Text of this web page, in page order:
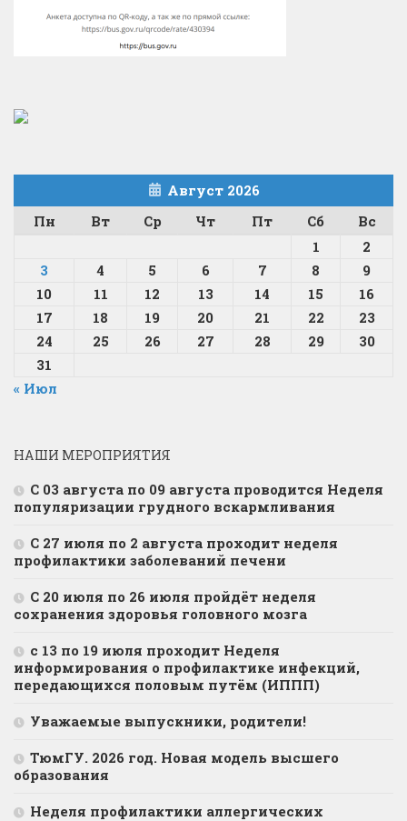
Август 2026
Пн
Вт Ср Чт Пт Сб
Вс
1
2
3
4 5 6 7 8
9
10
11 12 13 14 15
16
17
18 19 20 21 22
23
24
25 26 27 28 29
30
31
« Июл
НАШИ МЕРОПРИЯТИЯ
С 03 августа по 09 августа проводится Неделя
популяризации грудного вскармливания
С 27 июля по 2 августа проходит неделя
профилактики заболеваний печени
С 20 июля по 26 июля пройдёт неделя
сохранения здоровья головного мозга
с 13 по 19 июля проходит Неделя
информирования о профилактике инфекций,
передающихся половым путём (ИППП)
Уважаемые выпускники, родители!
ТюмГУ. 2026 год. Новая модель высшего
образования
Неделя профилактики аллергических